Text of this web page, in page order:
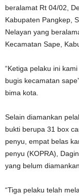
beralamat Rt 04/02,
Kabupaten Pangkep,
Nelayan yang
Kecamatan Sape,
“Ketiga pelaku ini
bugis kecamatan
bima kota.
Selain diamankan
bukti berupa 31 box
penyu, empat belas
penyu (KOPRA),
yang belum diamankan.
“Tiga pelaku telah